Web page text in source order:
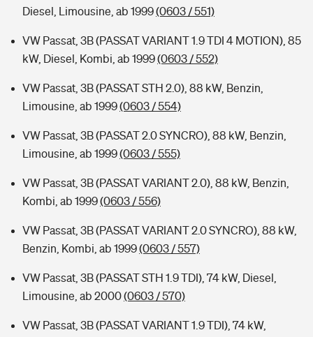
Diesel, Limousine, ab 1999(0603 / 551)
VW Passat, 3B (PASSAT VARIANT 1.9 TDI 4 MOTION), 85
kW, Diesel, Kombi, ab 1999(0603 / 552)
VW Passat, 3B (PASSAT STH 2.0), 88 kW, Benzin,
Limousine, ab 1999(0603 / 554)
VW Passat, 3B (PASSAT 2.0 SYNCRO), 88 kW, Benzin,
Limousine, ab 1999(0603 / 555)
VW Passat, 3B (PASSAT VARIANT 2.0), 88 kW, Benzin,
Kombi, ab 1999(0603 / 556)
VW Passat, 3B (PASSAT VARIANT 2.0 SYNCRO), 88 kW,
Benzin, Kombi, ab 1999(0603 / 557)
VW Passat, 3B (PASSAT STH 1.9 TDI), 74 kW, Diesel,
Limousine, ab 2000(0603 / 570)
VW Passat, 3B (PASSAT VARIANT 1.9 TDI), 74 kW,